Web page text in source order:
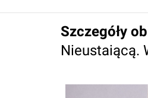
Szczegóły
Nieustaiącą.